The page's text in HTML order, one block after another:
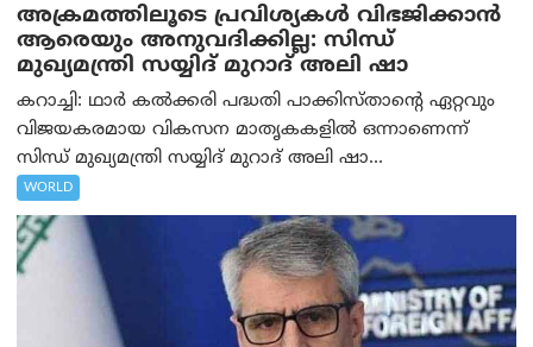
അക്രമത്തിലൂടെ പ്രവിശ്യകൾ വിഭജിക്കാൻ
ആരെയും അനുവദിക്കില്ല: സിന്ധ്
മുഖ്യമന്ത്രി സയ്യിദ് മുറാദ് അലി ഷാ
കറാച്ചി: ഥാർ കൽക്കരി പദ്ധതി പാക്കിസ്താന്റെ ഏറ്റവും
വിജയകരമായ വികസന മാതൃകകളിൽ ഒന്നാണെന്ന്
സിന്ധ് മുഖ്യമന്ത്രി സയ്യിദ് മുറാദ് അലി ഷാ...
WORLD